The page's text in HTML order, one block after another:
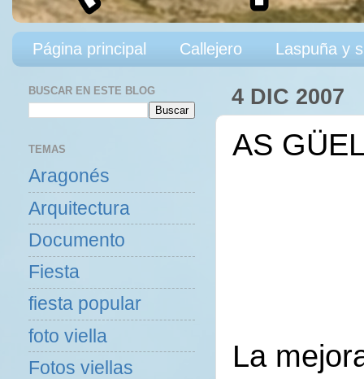
Página principal Callejero Laspuña y
4 DIC 2007
AS
La
BUSCAR EN ESTE BLOG
TEMAS
Aragonés
Arquitectura
Documento
Fiesta
fiesta popular
foto viella
Fotos viellas